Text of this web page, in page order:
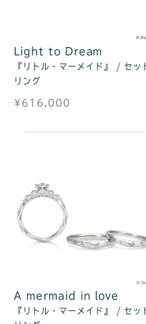
Light to Dream
『リトル・マーメイド』 / セッ
リング
¥616,000
A mermaid in love
『リトル・マーメイド』 / セッ